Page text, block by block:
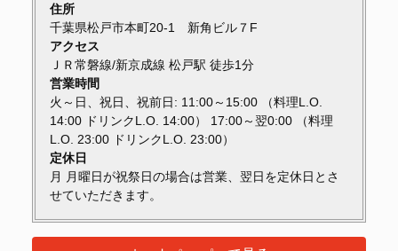
住所
千葉県松戸市本町20-1 新角ビル７F
アクセス
ＪＲ常磐線/新京成線 松戸駅 徒歩1分
営業時間
火～日、祝日、祝前日: 11:00～15:00 （料理L.O.
14:00 ドリンクL.O. 14:00） 17:00～翌0:00 （料理
L.O. 23:00 ドリンクL.O. 23:00）
定休日
月 月曜日が祝祭日の場合は営業、翌日を定休日とさ
せていただきます。